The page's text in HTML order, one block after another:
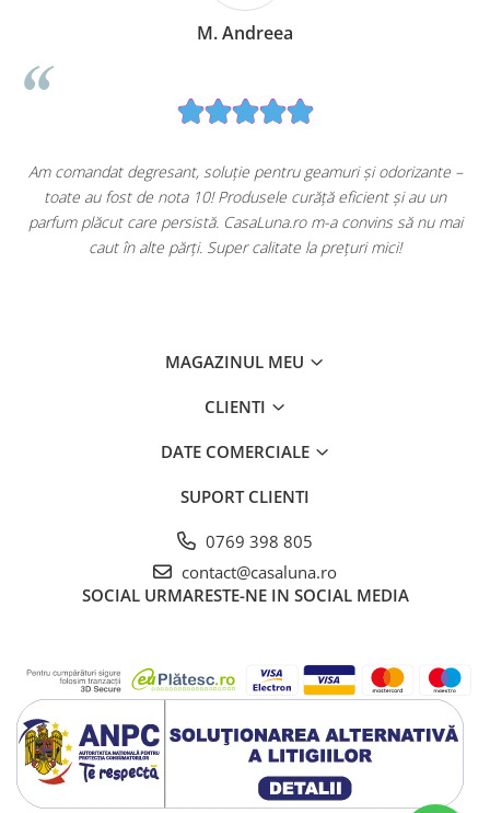
M. Andreea
Am comandat degresant, soluție pentru geamuri și odorizante –
toate au fost de nota 10! Produsele curăță eficient și au un
parfum plăcut care persistă. CasaLuna.ro m-a convins să nu mai
caut în alte părți. Super calitate la prețuri mici!
MAGAZINUL MEU
CLIENTI
DATE COMERCIALE
SUPORT CLIENTI
0769 398 805
contact@casaluna.ro
SOCIAL URMARESTE-NE IN SOCIAL MEDIA